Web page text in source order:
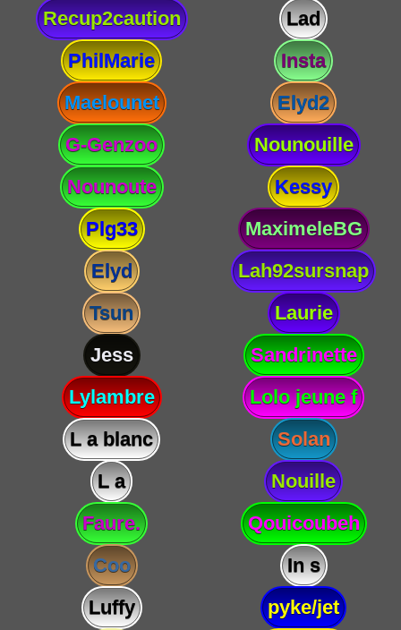
Recup2caution
Lad
PhilMarie
Insta
Maelounet
Elyd2
G-Genzoo
Nounouille
Nounoute
Kessy
Plg33
MaximeleBG
Elyd
Lah92sursnap
Tsun
Laurie
Jess
Sandrinette
Lylambre
Lolo jeune f
L a blanc
Solan
L a
Nouille
Faure.
Qouicoubeh
Coo
In s
Luffy
pyke/jet